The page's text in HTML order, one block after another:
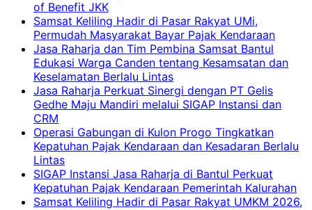
of Benefit JKK
Samsat Keliling Hadir di Pasar Rakyat UMi,
Permudah Masyarakat Bayar Pajak Kendaraan
Jasa Raharja dan Tim Pembina Samsat Bantul
Edukasi Warga Canden tentang Kesamsatan dan
Keselamatan Berlalu Lintas
Jasa Raharja Perkuat Sinergi dengan PT Gelis
Gedhe Maju Mandiri melalui SIGAP Instansi dan
CRM
Operasi Gabungan di Kulon Progo Tingkatkan
Kepatuhan Pajak Kendaraan dan Kesadaran Berlalu
Lintas
SIGAP Instansi Jasa Raharja di Bantul Perkuat
Kepatuhan Pajak Kendaraan Pemerintah Kalurahan
Samsat Keliling Hadir di Pasar Rakyat UMKM 2026,